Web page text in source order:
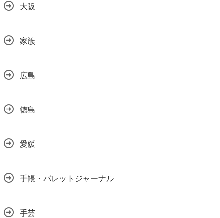
大阪
家族
広島
徳島
愛媛
手帳・バレットジャーナル
手芸